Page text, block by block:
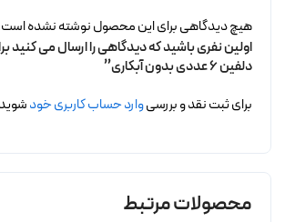
هیچ دیدگاهی برای این محصول نوشته نشده
اولین نفری باشید که دیدگاهی را ارسال می کنید
دلفین 6 عددی بدون آبکاری”
برای ثبت نقد و بررسیوارد حساب کاربری خود
محصولات مرتبط